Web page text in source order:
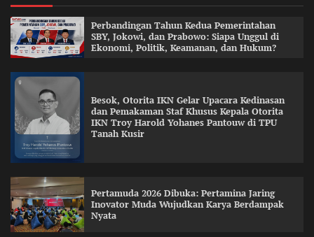
Perbandingan Tahun Kedua Pemerintahan
SBY, Jokowi, dan Prabowo: Siapa Unggul di
Ekonomi, Politik, Keamanan, dan Hukum?
Besok, Otorita IKN Gelar Upacara Kedinasan
dan Pemakaman Staf Khusus Kepala Otorita
IKN Troy Harold Yohanes Pantouw di TPU
Tanah Kusir
Pertamuda 2026 Dibuka: Pertamina Jaring
Inovator Muda Wujudkan Karya Berdampak
Nyata